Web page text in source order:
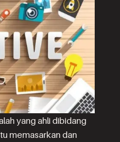
yang ahli dibidang
memasarkan dan